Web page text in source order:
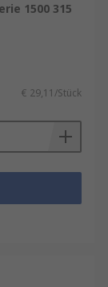
1500 315
€ 29,11/Stück